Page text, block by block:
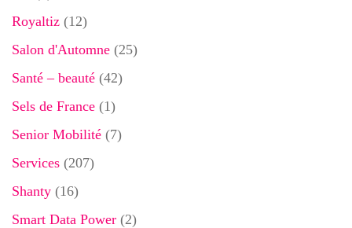
Royaltiz (12)
Salon d'Automne (25)
Santé – beauté (42)
Sels de France (1)
Senior Mobilité (7)
Services (207)
Shanty (16)
Smart Data Power (2)